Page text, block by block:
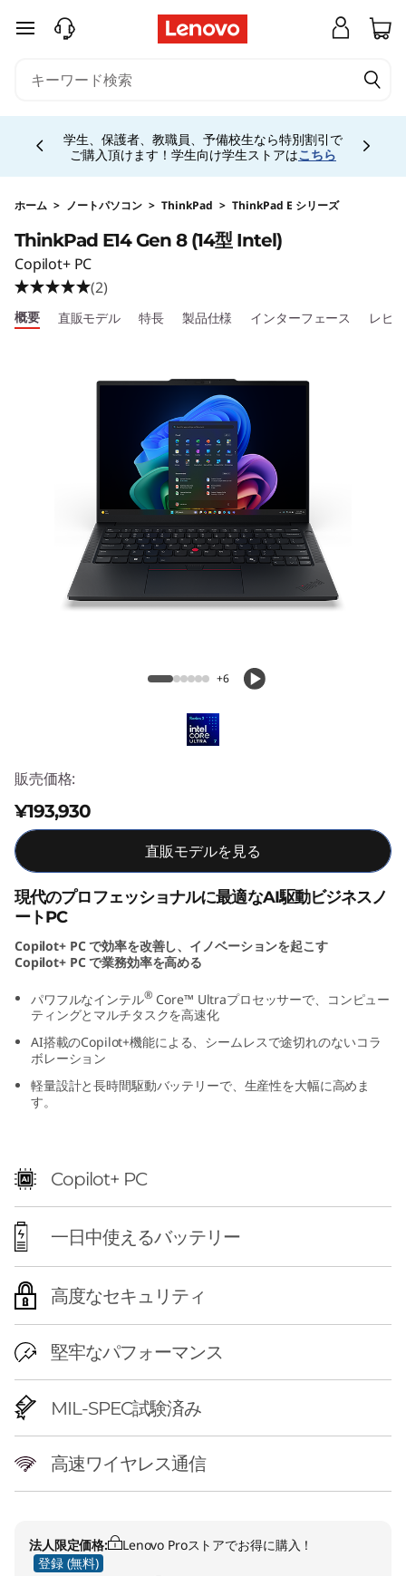
T
k
P
a
d
E
n
e
メインコンテンツにスキップする
学生、保護者、教職員、予備校生なら特別割引で
ご購入頂けます！学生向け学生ストアはこちら
ホーム > ノートパソコン > ThinkPad > ThinkPad E シリーズ
ThinkPad E14 Gen 8 (14型 Intel)
Copilot+ PC
(2)
概要 直販モデル 特長 製品仕様 インターフェース レビ
+6
販売価格:
¥193,930
直販モデルを見る
現代のプロフェッショナルに最適なAI駆動ビジネスノ
ートPC
Copilot+ PC で効率を改善し、イノベーションを起こす
Copilot+ PC で業務効率を高める
パワフルなインテル® Core™ Ultraプロセッサーで、コンピュー
ティングとマルチタスクを高速化
AI搭載のCopilot+機能による、シームレスで途切れのないコラ
ボレーション
軽量設計と長時間駆動バッテリーで、生産性を大幅に高めま
す。
Copilot+ PC
一日中使えるバッテリー
高度なセキュリティ
堅牢なパフォーマンス
MIL-SPEC試験済み
高速ワイヤレス通信
法人限定価格:
Lenovo Proストアでお得に購入！
登録 (無料)